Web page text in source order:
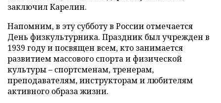
заключил Карелин.
Напомним, в эту субботу в России отмечается
День физкультурника. Праздник был учрежден в
1939 году и посвящен всем, кто занимается
развитием массового спорта и физической
культуры – спортсменам, тренерам,
преподавателям, инструкторам и любителям
активного образа жизни.